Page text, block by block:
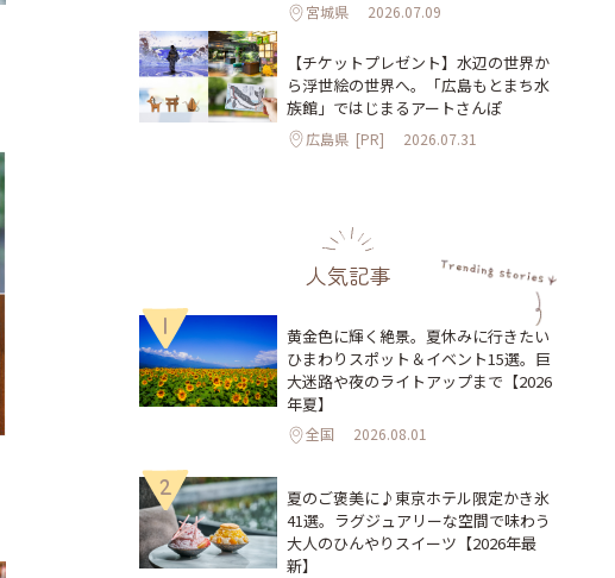
宮城県 2026.07.09
【チケットプレゼント】水辺の世界か
ら浮世絵の世界へ。「広島もとまち水
族館」ではじまるアートさんぽ
広島県 [PR] 2026.07.31
人気記事
1
黄金色に輝く絶景。夏休みに行きたい
ひまわりスポット＆イベント15選。巨
大迷路や夜のライトアップまで【2026
年夏】
全国 2026.08.01
2
夏のご褒美に♪東京ホテル限定かき氷
41選。ラグジュアリーな空間で味わう
大人のひんやりスイーツ【2026年最
新】